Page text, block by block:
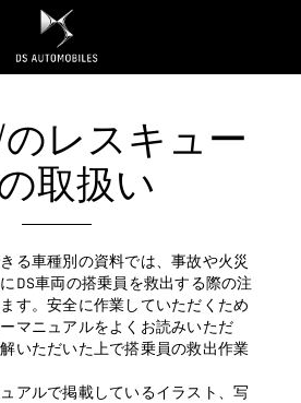
のレスキュー
取扱い
る車種別の資料では、事故や火災
DS車両の搭乗員を救出する際の注
す。安全に作業していただくため
マニュアルをよくお読みいただ
いただいた上で搭乗員の救出作業
アルで掲載しているイラスト、写